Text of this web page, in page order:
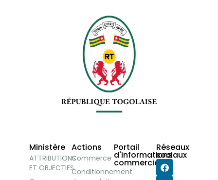
Ministère
ATTRIBUTIONS
ET OBJECTIFS
Actions
Commerce
Conditionnement
Portail
d'informations
commerciales
Réseaux
sociaux